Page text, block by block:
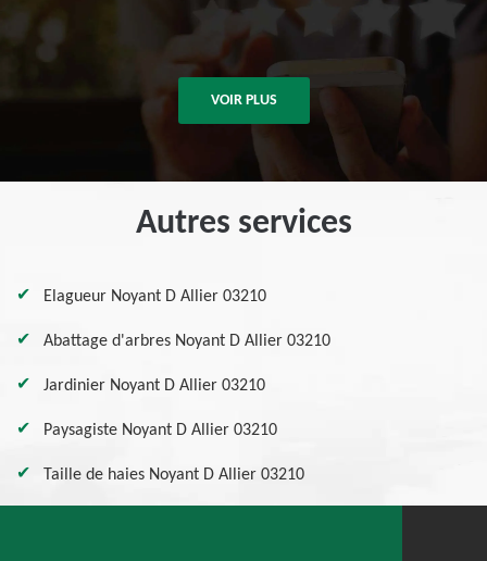
VOIR PLUS
Autres services
Elagueur Noyant D Allier 03210
Abattage d'arbres Noyant D Allier 03210
Jardinier Noyant D Allier 03210
Paysagiste Noyant D Allier 03210
Taille de haies Noyant D Allier 03210